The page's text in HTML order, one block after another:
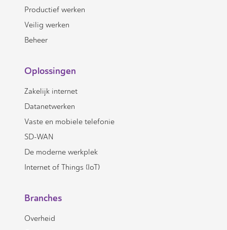
Productief werken
Veilig werken
Beheer
Oplossingen
Zakelijk internet
Datanetwerken
Vaste en mobiele telefonie
SD-WAN
De moderne werkplek
Internet of Things (IoT)
Branches
Overheid